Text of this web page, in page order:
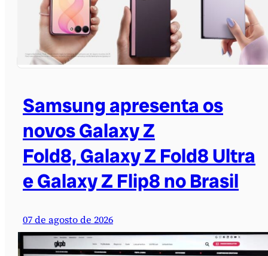
Samsung apresenta os
novos Galaxy Z
Fold8, Galaxy Z Fold8 Ultra
e Galaxy Z Flip8 no Brasil
07 de agosto de 2026